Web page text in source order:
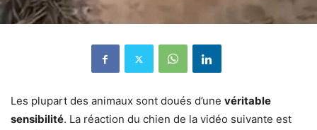
Les plupart des animaux sont doués d’une véritable
sensibilité. La réaction du chien de la vidéo suivante est